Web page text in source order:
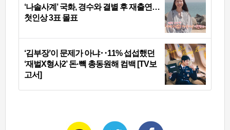
‘나솔사계’ 국화, 경수와 결별 후 재출연…
첫인상 3표 몰표
‘김부장’이 문제가 아냐‥11% 섭섭했던
‘재벌X형사2’ 돈·빽 총동원해 컴백 [TV보
고서]